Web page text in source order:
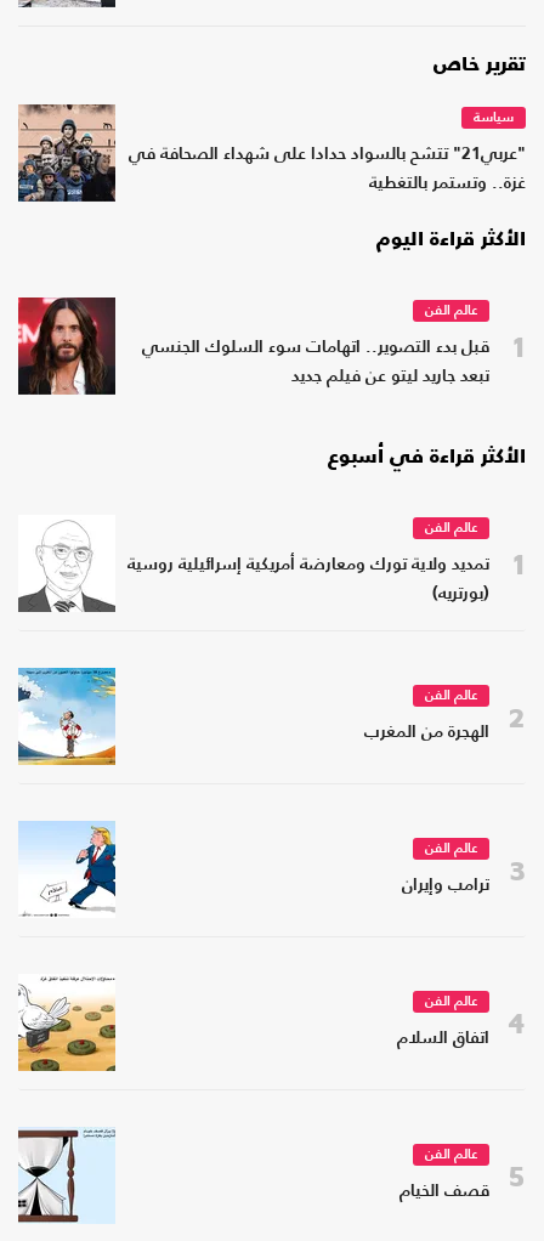
تقرير خاص
سياسة
"عربي21" تتشح بالسواد حدادا على شهداء الصحافة في
غزة.. وتستمر بالتغطية
الأكثر قراءة اليوم
1
عالم الفن
قبل بدء التصوير.. اتهامات سوء السلوك الجنسي
تبعد جاريد ليتو عن فيلم جديد
الأكثر قراءة في أسبوع
1
عالم الفن
تمديد ولاية تورك ومعارضة أمريكية إسرائيلية روسية
(بورتريه)
2
عالم الفن
الهجرة من المغرب
3
عالم الفن
ترامب وإيران
4
عالم الفن
اتفاق السلام
5
عالم الفن
قصف الخيام